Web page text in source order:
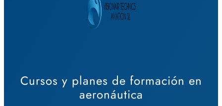
Cursos y planes de formación en
aeronáutica